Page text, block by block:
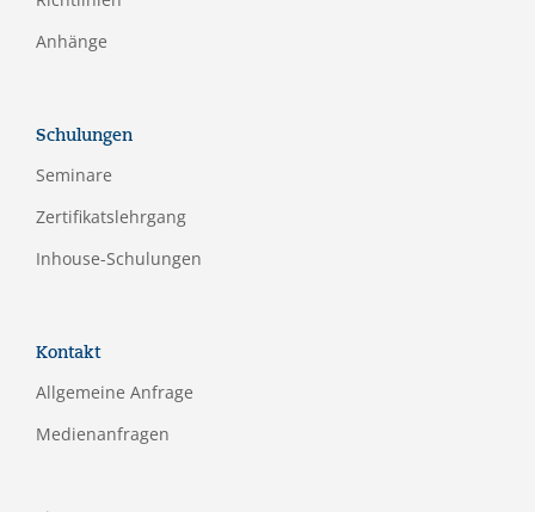
Anhänge
Schulungen
Seminare
Zertifikatslehrgang
Inhouse-Schulungen
Kontakt
Allgemeine Anfrage
Medienanfragen